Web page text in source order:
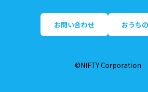
お問い合わせ おうち
©NIFTY Corporation